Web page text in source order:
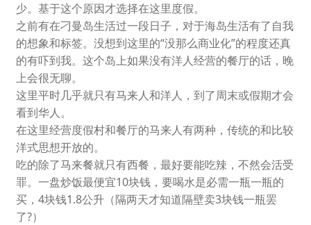
少。基于这个原因才选择在这里度假。
之前有在刁曼岛生活过一段日子，对于海岛生活有了自我
的想象和标签。没想到这里的“没那么商业化”的程度还真
的有吓到我。这个岛上如果没有洋人经营的餐厅的话，晚
上会很无聊。
这里平时几乎就只有马来人和洋人，到了周末或假期才会
看到华人。
在这里经营度假村和餐厅的马来人有两种，传统的和比较
洋式思想开放的。
吃的除了马来餐就只有西餐，最好要能吃辣，不然会活受
罪。一盘炒饭最便宜10块钱，要喝水是必需一瓶一瓶的
买，4块钱1.8公升（隔两天才知道隔壁卖3块钱一瓶罢
了?）